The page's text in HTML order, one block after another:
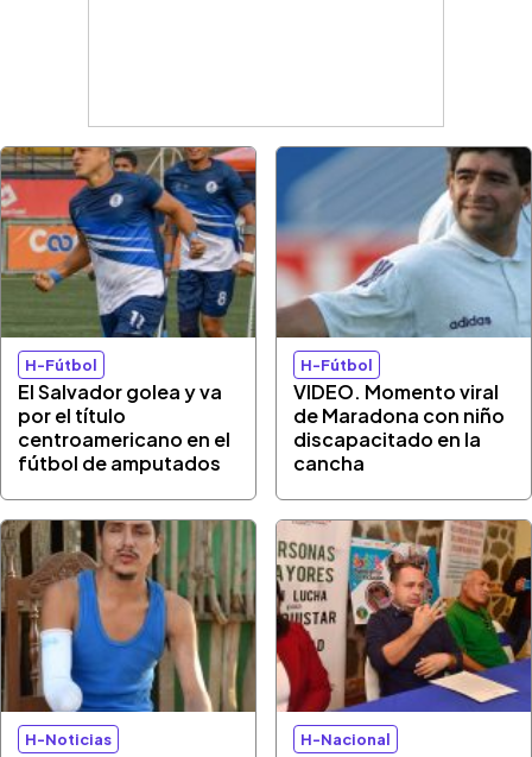
H-Fútbol
El Salvador golea y va
por el título
centroamericano en el
fútbol de amputados
H-Fútbol
VIDEO. Momento viral
de Maradona con niño
discapacitado en la
cancha
H-Noticias H-Nacional